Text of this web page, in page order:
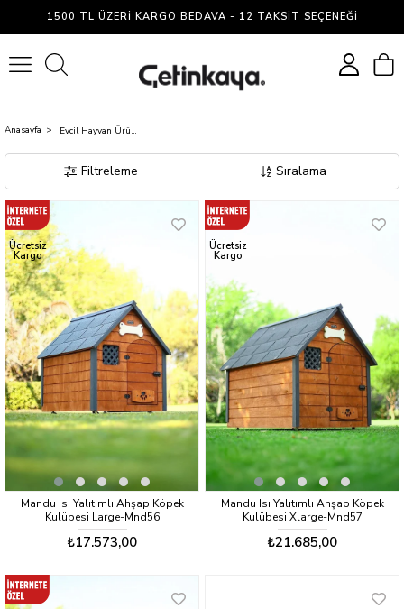
1500 TL ÜZERI KARGO BEDAVA - 12 TAKSIT SEÇENEĞI
Anasayfa Evcil Hayvan Ürünleri
Filtreleme Sıralama
Mandu Isı Yalıtımlı Ahşap Köpek
Kulübesi Large-Mnd56
₺17.573,00
Ücretsiz
Kargo
Mandu Isı Yalıtımlı Ahşap Köpek
Kulübesi Xlarge-Mnd57
₺21.685,00
Ücretsiz
Kargo
Evcil
Hayvan
Ürünleri